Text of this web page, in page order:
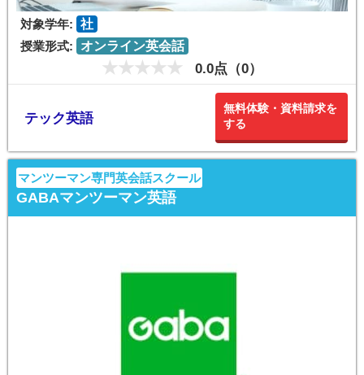
対象学年: 社
授業形式:
オンライン英会話
0.0点（0）
テック英語
無料体験・資料請求を
する
マンツーマン専門英会話スクール
GABAマンツーマン英語